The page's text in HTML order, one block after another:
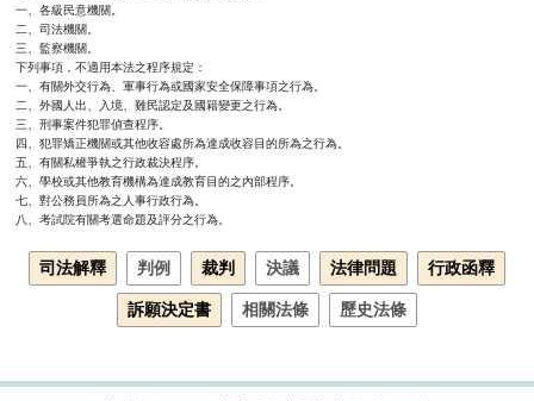
一、各級民意機關。
二、司法機關。
三、監察機關。
下列事項，不適用本法之程序規定：
一、有關外交行為、軍事行為或國家安全保障事項之行為。
二、外國人出、入境、難民認定及國籍變更之行為。
三、刑事案件犯罪偵查程序。
四、犯罪矯正機關或其他收容處所為達成收容目的所為之行為。
五、有關私權爭執之行政裁決程序。
六、學校或其他教育機構為達成教育目的之內部程序。
七、對公務員所為之人事行政行為。
八、考試院有關考選命題及評分之行為。
司法解釋 判例 裁判 決議 法律問題 行政函釋
訴願決定書 相關法條 歷史法條